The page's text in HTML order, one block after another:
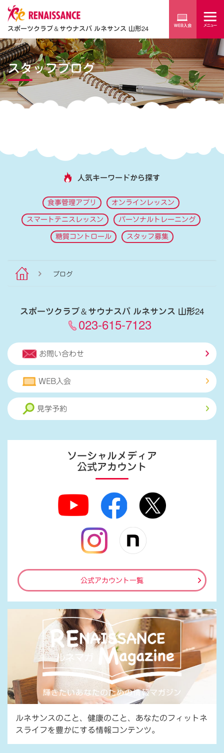
スポーツクラブ＆サウナスパ ルネサンス 山形24
スタッフブログ
人気キーワードから探す
食事管理アプリ オンラインレッスン
スマートテニスレッスン パーソナルトレーニング
糖質コントロール スタッフ募集
ブログ
スポーツクラブ＆サウナスパ ルネサンス 山形24
023-615-7123
お問い合わせ
WEB入会
見学予約
ソーシャルメディア
公式アカウント
公式アカウント一覧
ルネサンスのこと、健康のこと、あなたのフィットネ
スライフを豊かにする情報コンテンツ。